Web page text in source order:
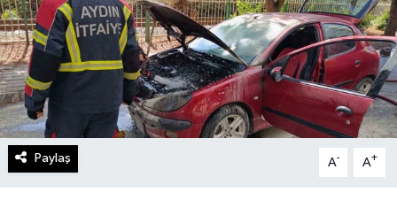
Paylaş A- A+